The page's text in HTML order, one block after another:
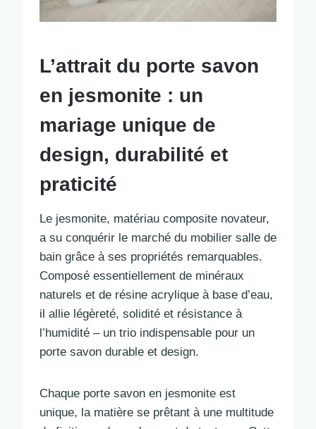
L’attrait du porte savon
en jesmonite : un
mariage unique de
design, durabilité et
praticité
Le jesmonite, matériau composite novateur,
a su conquérir le marché du mobilier salle de
bain grâce à ses propriétés remarquables.
Composé essentiellement de minéraux
naturels et de résine acrylique à base d’eau,
il allie légèreté, solidité et résistance à
l’humidité – un trio indispensable pour un
porte savon durable et design.
Chaque porte savon en jesmonite est
unique, la matière se prêtant à une multitude